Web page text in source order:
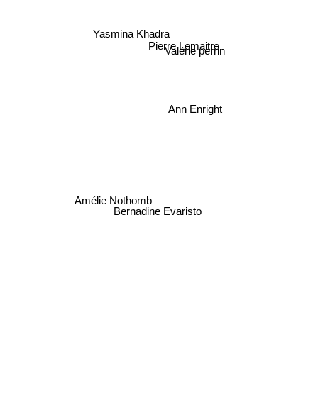
Yasmina Khadra
Pierre Lemaitre
Valérie perrin
Bernadine Evaristo
Ann Enright
Amélie Nothomb